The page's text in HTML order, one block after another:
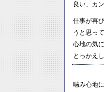
良い、カ
仕事が再
うと思っ
心地の気
とっかえ
噛み心地